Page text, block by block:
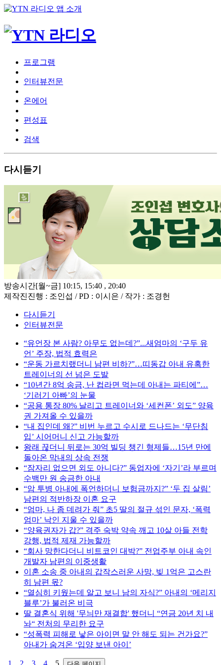
프로그램
인터뷰전문
온에어
편성표
검색
다시듣기
방송시간[월~금] 10:15, 15:40 , 20:40
제작진진행 : 조인섭 / PD : 이시은 / 작가 : 조경헌
다시듣기
인터뷰전문
“유언장 본 사람? 아무도 없는데?”...새엄마의 ‘구두 유
언’ 주장, 법적 효력은
“운동 가르치랬더니 남편 비하?”…띠동갑 아내 유혹한
트레이너의 선 넘은 도발
“10년간 8억 송금, 난 컵라면 먹는데 아내는 파티에”…
‘기러기 아빠’의 눈물
“공용 통장 80% 날리고 트레이너와 ‘세컨폰’ 외도” 양육
권 가져올 수 있을까
“내 집인데 왜?” 비번 누르고 수시로 드나드는 ‘무단침
입’ 시어머니 신고 가능할까
왕래 끊더니 뒤로는 30억 빌딩 챙긴 형제들…15년 만에
돌아온 막내의 상속 전쟁
“잠자리 없으면 외도 아니다?” 동업자에 ‘자기’라 부르며
수백만 원 송금한 아내
“암 투병 아내에 폭언하더니 보험금까지?” ‘두 집 살림’
남편의 적반하장 이혼 요구
“엄마, 나 좀 데려가 줘” 초5 딸의 절규 섞인 문자, ‘폭력
엄마’ 낙인 지울 수 있을까
“양육권자가 갑?” 격주 숙박 약속 깨고 10살 아들 전학
강행, 법적 제재 가능할까
“회사 망한다더니 비트코인 대박?” 전업주부 아내 속인
개발자 남편의 이중생활
이혼 소송 중 아내의 갑작스러운 사망, 빚 1억은 고스란
히 남편 몫?
“열심히 키웠는데 알고 보니 남의 자식?” 아내의 ‘메리지
블루’가 불러온 비극
딸 결혼식 위해 '무늬만 재결합' 했더니 “연금 20년 치 내
놔“ 전처의 무리한 요구
“성폭력 피해로 낳은 아이면 말 안 해도 되는 건가요?”
아내가 숨겨온 ‘입양 보낸 아이’